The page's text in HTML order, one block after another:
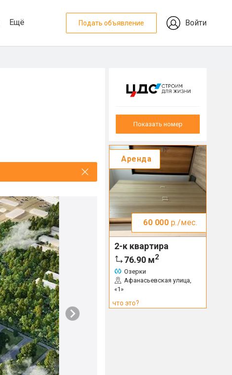
Ещё Подать объявление Войти
Показать номер
Аренда
60 000 р./мес.
2-к квартира
76.90 м2
Озерки
Афанасьевская улица,
«1»
что это?